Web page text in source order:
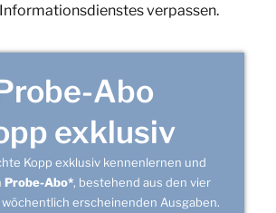
verpassen.
Abo
exklusiv
Kopp exklusiv kennenlernen und
Probe-Abo*, bestehend aus den vier
erscheinenden Ausgaben.